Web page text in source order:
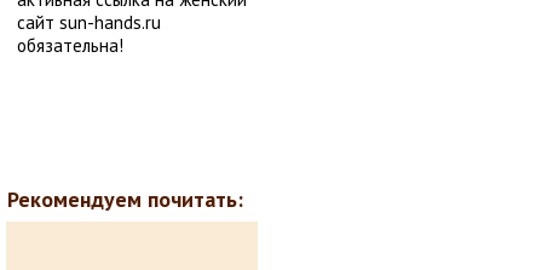
сайт sun-hands.ru
обязательна!
Рекомендуем почитать: